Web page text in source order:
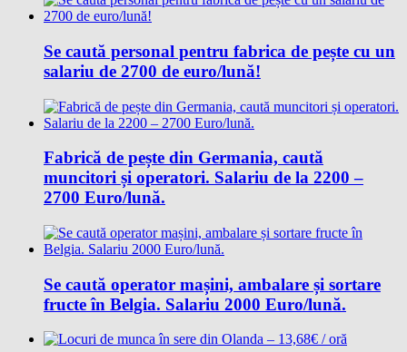
Se caută personal pentru fabrica de pește cu un
salariu de 2700 de euro/lună!
Fabrică de pește din Germania, caută
muncitori și operatori. Salariu de la 2200 –
2700 Euro/lună.
Se caută operator mașini, ambalare și sortare
fructe în Belgia. Salariu 2000 Euro/lună.